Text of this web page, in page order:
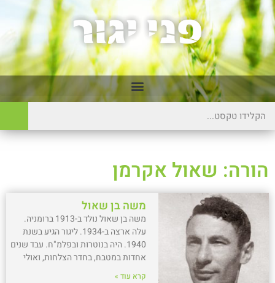
הורה: שאול אקרמן
משה בן שאול
משה בן שאול נולד ב-1913 ברומניה.
עלה ארצה ב-1934. ליגור הגיע בשנת
1940. היה בנוטרות ובפלמ"ח. עבד שנים
אחדות במטבח, בחדר הצלחות, ואולי
קרא עוד »